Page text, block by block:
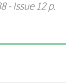
- Issue 12 p.